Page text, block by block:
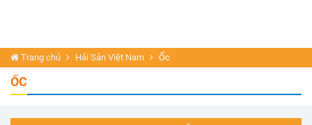
Trang chủ Hải Sản Việt Nam Ốc
ỐC